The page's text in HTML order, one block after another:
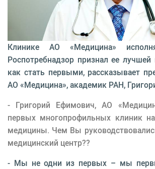
Клинике АО «Медицина»
Роспотребнадзор признал ее
как стать первыми, рассказывает
АО «Медицина», академик РАН,
- Григорий Ефимович, АО
первых многопрофильных клиник
медицины. Чем Вы
медицинский центр??
- Мы не одни из первых – мы